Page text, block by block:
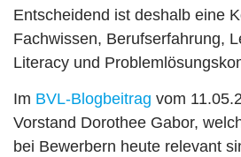
Entscheidend ist deshalb eine
Fachwissen, Berufserfahrung,
Literacy und
Im BVL-Blogbeitrag vom
Vorstand Dorothee Gabor,
bei Bewerbern heute relevant